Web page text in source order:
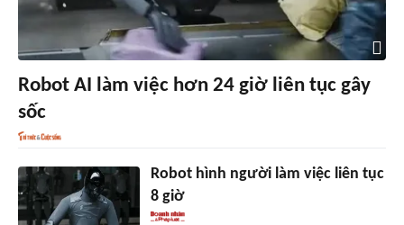
Robot AI làm việc hơn 24 giờ liên tục gây
sốc
Robot hình người làm việc liên tục
8 giờ